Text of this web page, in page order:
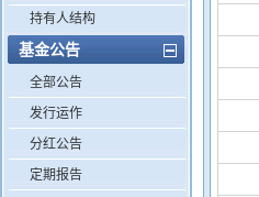
持有人结构
基金公告
全部公告
发行运作
分红公告
定期报告